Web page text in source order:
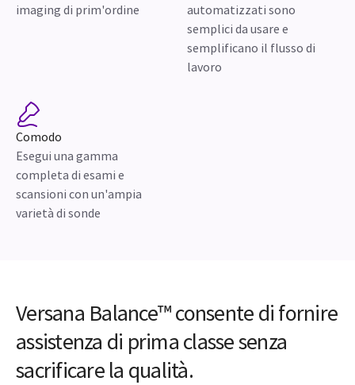
imaging di prim'ordine
automatizzati sono
semplici da usare e
semplificano il flusso di
lavoro
Comodo
Esegui una gamma
completa di esami e
scansioni con un'ampia
varietà di sonde
Versana Balance™ consente di fornire
assistenza di prima classe senza
sacrificare la qualità.